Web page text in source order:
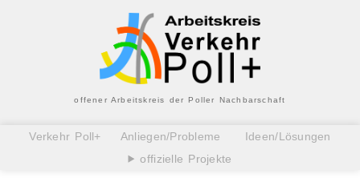
offener Arbeitskreis der Poller Nachbarschaft
Verkehr Poll+ Anliegen/Probleme
Ideen/Lösungen
offizielle Projekte